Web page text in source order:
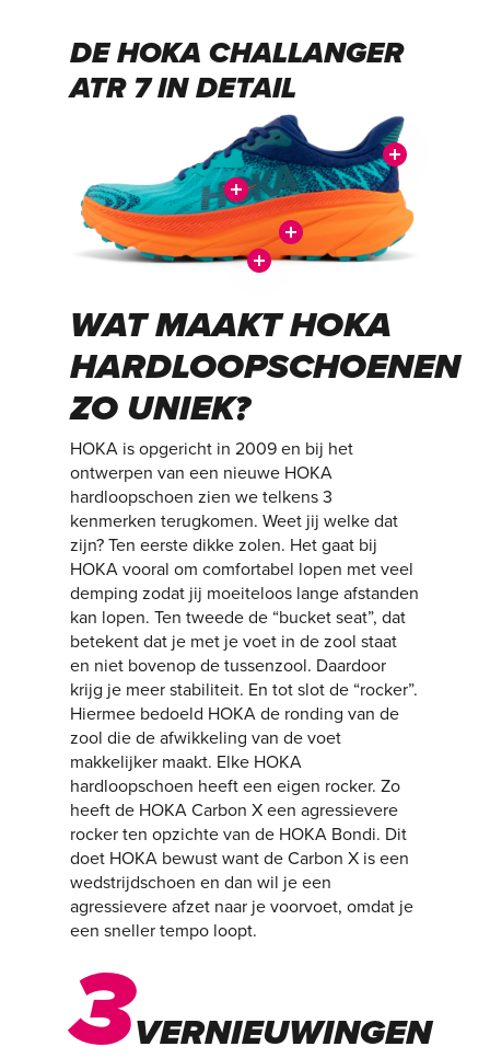
DE HOKA CHALLANGER
ATR 7 IN DETAIL
WAT MAAKT HOKA
HARDLOOPSCHOENEN
ZO UNIEK?
HOKA is opgericht in 2009 en bij het
ontwerpen van een nieuwe HOKA
hardloopschoen zien we telkens 3
kenmerken terugkomen. Weet jij welke dat
zijn? Ten eerste dikke zolen. Het gaat bij
HOKA vooral om comfortabel lopen met veel
demping zodat jij moeiteloos lange afstanden
kan lopen. Ten tweede de “bucket seat”, dat
betekent dat je met je voet in de zool staat
en niet bovenop de tussenzool. Daardoor
krijg je meer stabiliteit. En tot slot de “rocker”.
Hiermee bedoeld HOKA de ronding van de
zool die de afwikkeling van de voet
makkelijker maakt. Elke HOKA
hardloopschoen heeft een eigen rocker. Zo
heeft de HOKA Carbon X een agressievere
rocker ten opzichte van de HOKA Bondi. Dit
doet HOKA bewust want de Carbon X is een
wedstrijdschoen en dan wil je een
agressievere afzet naar je voorvoet, omdat je
een sneller tempo loopt.
3VERNIEUWINGEN